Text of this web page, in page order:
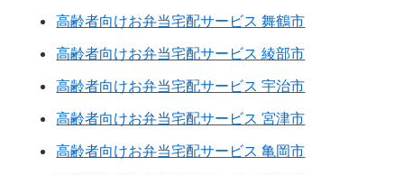
高齢者向けお弁当宅配サービス 舞鶴市
高齢者向けお弁当宅配サービス 綾部市
高齢者向けお弁当宅配サービス 宇治市
高齢者向けお弁当宅配サービス 宮津市
高齢者向けお弁当宅配サービス 亀岡市